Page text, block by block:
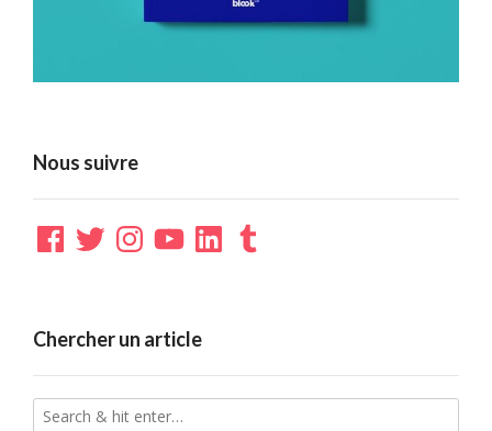
Nous suivre
Facebook
TwitterInstagramYouTubeLinkedInTumblr
Chercher un article